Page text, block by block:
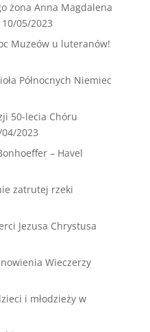
żona Anna Magdalena
10/05/2023
Muzeów u luteranów!
Północnych Niemiec
50-lecia Chóru
2023
– Havel
zatrutej rzeki
Jezusa Chrystusa
Wieczerzy
i młodzieży w